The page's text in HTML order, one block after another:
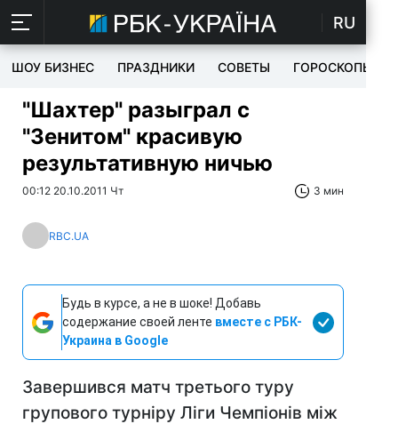
RU
ШОУ БИЗНЕС ПРАЗДНИКИ СОВЕТЫ ГОРОСКОПЫ
"Шахтер" разыграл с
"Зенитом" красивую
результативную ничью
00:12 20.10.2011 Чт 3 мин
RBC.UA
Будь в курсе, а не в шоке! Добавь
содержание своей ленте вместе с РБК-
Украина в Google
Завершився матч третього туру
групового турніру Ліги Чемпіонів між